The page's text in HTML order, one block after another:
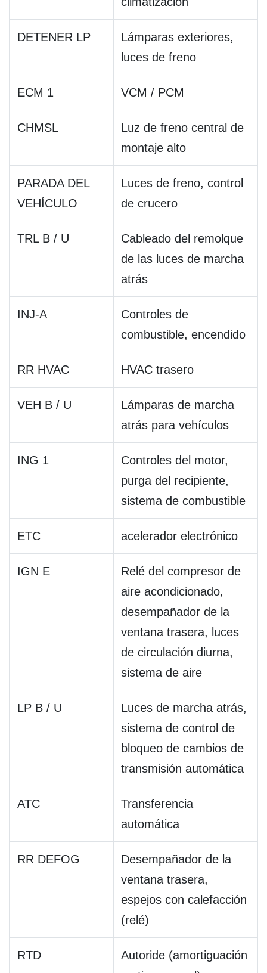
DETENER LP
Lámparas exteriores,
luces de freno
ECM 1 VCM / PCM
CHMSL
Luz de freno central de
montaje alto
PARADA DEL
VEHÍCULO
Luces de freno, control
de crucero
TRL B / U
Cableado del remolque
de las luces de marcha
atrás
INJ-A
Controles de
combustible, encendido
RR HVAC HVAC trasero
VEH B / U
Lámparas de marcha
atrás para vehículos
ING 1
Controles del motor,
purga del recipiente,
sistema de combustible
ETC acelerador electrónico
IGN E
Relé del compresor de
aire acondicionado,
desempañador de la
ventana trasera, luces
de circulación diurna,
sistema de aire
LP B / U
Luces de marcha atrás,
sistema de control de
bloqueo de cambios de
transmisión automática
ATC
Transferencia
automática
RR DEFOG
Desempañador de la
ventana trasera,
espejos con calefacción
(relé)
RTD
Autoride (amortiguación